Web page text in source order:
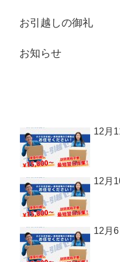
お引越しの御礼
お知らせ
12月
12月
12月